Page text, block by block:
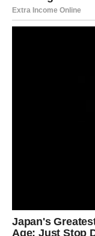
Istina koju
Neke stvari kasne
Često uvjeravate
Pred vama je
Istina koju